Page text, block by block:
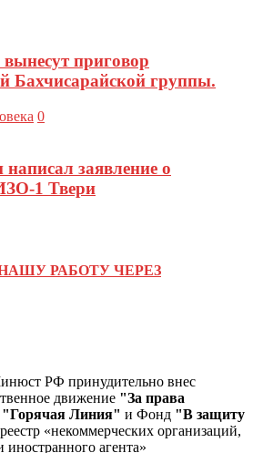
приговор
Бахчисарайской группы.
0
заявление о
1 Твери
РАБОТУ ЧЕРЕЗ
РФ принудительно внес
движение "За права
"Горячая Линия" и Фонд "В защиту
«некоммерческих организаций,
агента»